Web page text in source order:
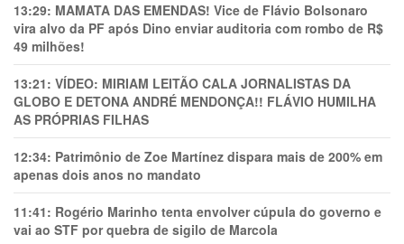
13:29: MAMATA DAS EMENDAS! Vice de Flávio Bolsonaro
vira alvo da PF após Dino enviar auditoria com rombo de R$
49 milhões!
13:21: VÍDEO: MIRIAM LEITÃO CALA JORNALISTAS DA
GLOBO E DETONA ANDRÉ MENDONÇA!! FLÁVIO HUMILHA
AS PRÓPRIAS FILHAS
12:34: Patrimônio de Zoe Martínez dispara mais de 200% em
apenas dois anos no mandato
11:41: Rogério Marinho tenta envolver cúpula do governo e
vai ao STF por quebra de sigilo de Marcola